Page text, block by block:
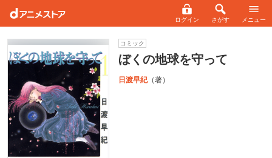
ログイン さがす メニュー
コミック
ぼくの地球を守って
日渡早紀（著）